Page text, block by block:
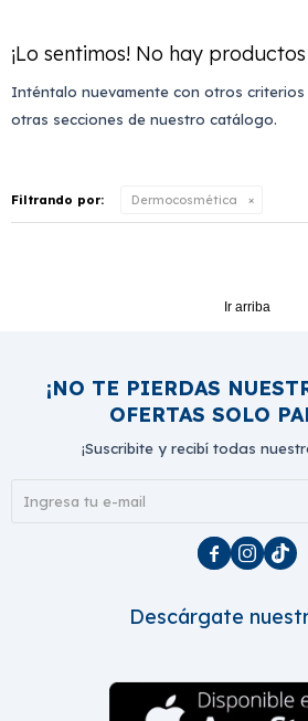
¡Lo sentimos! No hay
Inténtalo nuevamente con otros
otras secciones de nuestro catálogo.
Filtrando por: Dermocosmética
Ir arriba
¡NO TE PIERDAS
OFERTAS SOLO
¡Suscribite y recibí todas
  
Descárgate